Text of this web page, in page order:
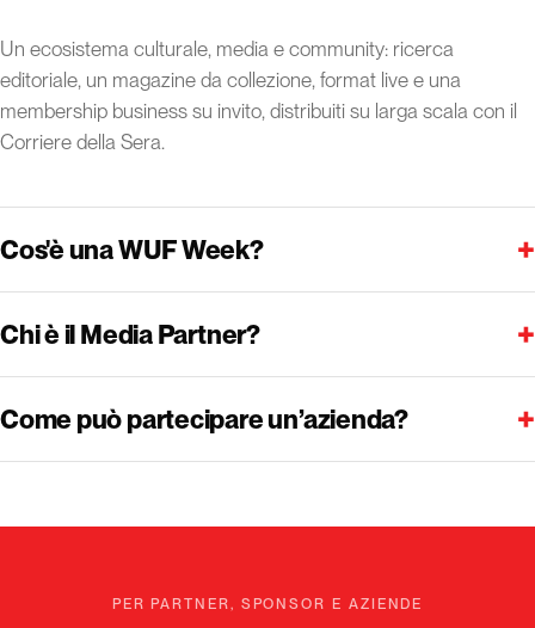
Un ecosistema culturale, media e community: ricerca
editoriale, un magazine da collezione, format live e una
membership business su invito, distribuiti su larga scala con il
Corriere della Sera.
Cos'è una WUF Week? +
Chi è il Media Partner? +
Come può partecipare un’azienda? +
PER PARTNER, SPONSOR E AZIENDE